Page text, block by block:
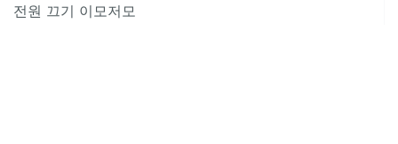
전원 끄기 이모저모